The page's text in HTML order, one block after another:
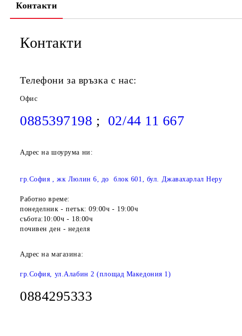
Контакти
Контакти
Телефони за връзка с нас:
Офис
0885397198 ; 02/44 11 667
Адрес на шоурума ни:
гр.София , жк Люлин 6, до блок 601, бул. Джавахарлал Неру
Работно време:
понеделник - петък: 09:00ч - 19:00ч
събота:10:00ч - 18:00ч
почивен ден - неделя
Адрес на магазина:
гр.София, ул.Алабин 2 (площад Македония 1)
0884295333